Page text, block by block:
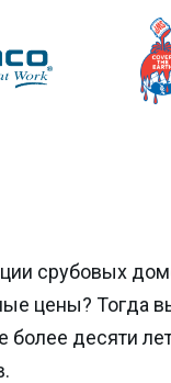
срубовых
цены? Тогда
более десяти